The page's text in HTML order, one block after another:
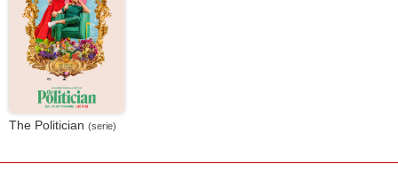
The Politician (serie)